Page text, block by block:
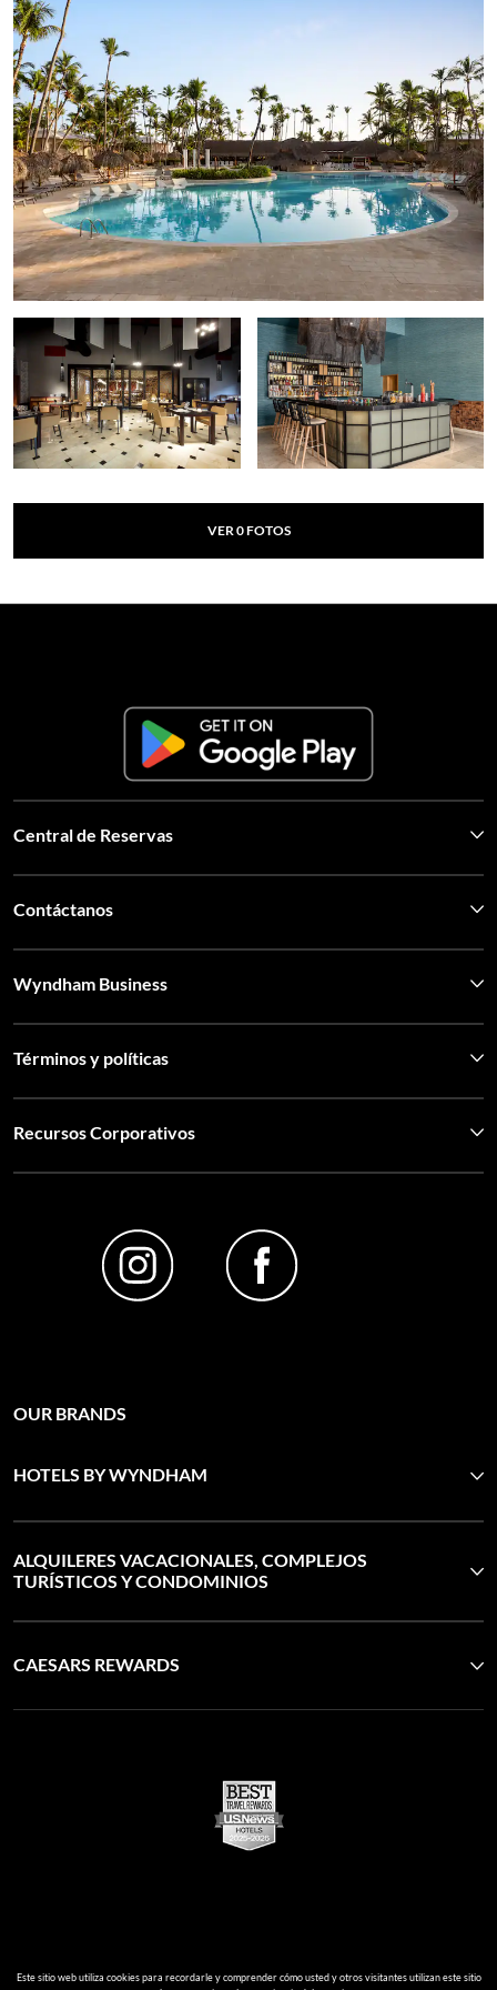
VER 0FOTOS
Central de Reservas
Contáctanos
Wyndham Business
Términos y políticas
Recursos Corporativos
OUR BRANDS
HOTELS BY WYNDHAM
ALQUILERES VACACIONALES, COMPLEJOS
TURÍSTICOS Y CONDOMINIOS
CAESARS REWARDS
Este sitio web utiliza cookies para recordarle y comprender cómo usted y otros visitantes utilizan este sitio